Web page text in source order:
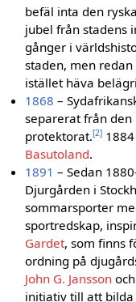
befäl inta den
jubel från stadens
gånger i
staden, men
istället häva
1868 –
separerat från den
protektorat.[2]
Basutoland.
1891 – Sedan
Djurgården i
sommarsporter
sportredskap,
Gardet, som finns
ordning på
John G. Jansson
initiativ till att bilda